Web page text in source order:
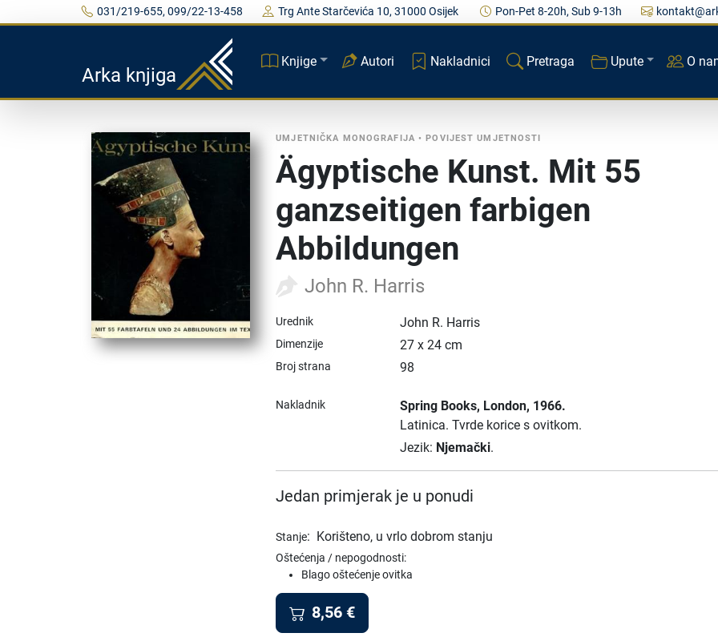
031/219-655, 099/22-13-458 Trg Ante Starčevića 10, 31000 Osijek Pon-Pet 8-20h, Sub 9-13h
Arka knjiga
Knjige Autori Nakladnici Pretraga Upute O
UMJETNIČKA MONOGRAFIJA •POVIJEST UMJETNOSTI
Ägyptische Kunst. Mit 55
ganzseitigen farbigen
Abbildungen
John R. Harris
Urednik John R. Harris
Dimenzije 27 x 24 cm
Broj strana 98
Nakladnik Spring Books, London, 1966.
Latinica. Tvrde korice s ovitkom.
Jezik: Njemački.
Jedan primjerak je u ponudi
Stanje: Korišteno, u vrlo dobrom stanju
Oštećenja / nepogodnosti:
Blago oštećenje ovitka
8,56 €